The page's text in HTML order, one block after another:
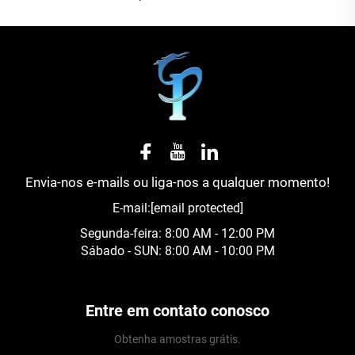
aumenta a disponibilidade de nutrientes para as
plantas, promovendo um crescimento mais saudável e
maiores produtividades. Diferentemente dos
amaciadores químicos de água que podem deixar
propriedade garante que a pedra medicinal melhore
● Longevidade e reutilização
Envia-nos e-mails ou liga-nos a qualquer momento!
E-mail: [email protected]
Segunda-feira: 8:00 AM - 12:00 PM
Sábado - SUN: 8:00 AM - 10:00 PM
Entre em contato conosco
Obtenha amostras grátis.